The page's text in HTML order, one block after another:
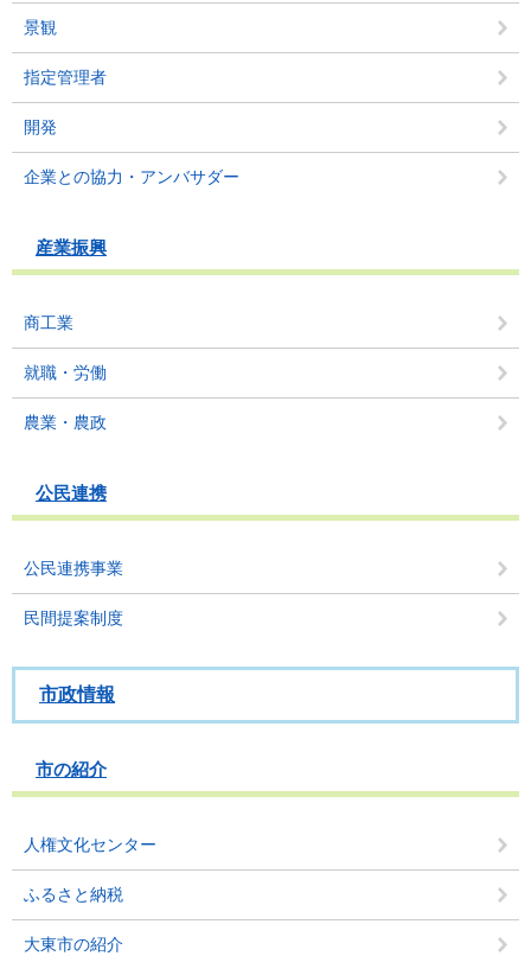
景観
指定管理者
開発
企業との協力・アンバサダー
産業振興
商工業
就職・労働
農業・農政
公民連携
公民連携事業
民間提案制度
市政情報
市の紹介
人権文化センター
ふるさと納税
大東市の紹介